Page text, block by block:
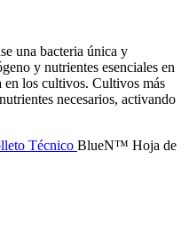
una bacteria única y
y nutrientes esenciales en
en los cultivos. Cultivos más
necesarios, activando
Técnico BlueN™ Hoja de